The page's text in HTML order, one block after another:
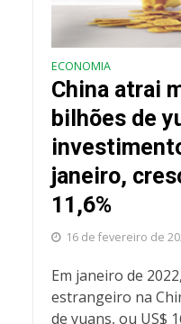
ECONOMIA
China atrai
bilhões de
janeiro,
11,6%
16 de fevereiro de
Em janeiro de
estrangeiro na
de yuans, ou US$